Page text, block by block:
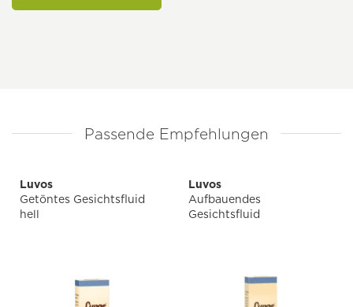
Passende Empfehlungen
Luvos
Getöntes Gesichtsfluid
hell
Luvos
Aufbauendes
Gesichtsfluid